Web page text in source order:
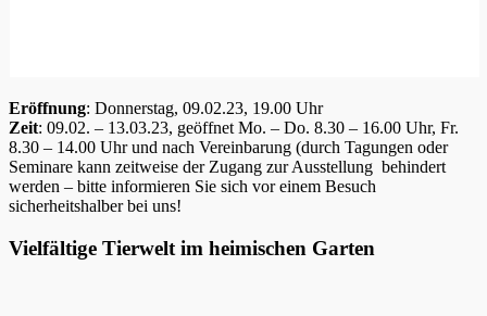
Eröffnung: Donnerstag, 09.02.23, 19.00 Uhr
Zeit: 09.02. – 13.03.23, geöffnet Mo. – Do. 8.30 – 16.00 Uhr, Fr.
8.30 – 14.00 Uhr und nach Vereinbarung (durch Tagungen oder
Seminare kann zeitweise der Zugang zur Ausstellung behindert
werden – bitte informieren Sie sich vor einem Besuch
sicherheitshalber bei uns!
Vielfältige Tierwelt im heimischen Garten